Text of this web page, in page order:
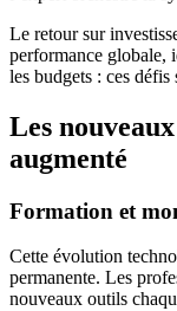
Le retour sur
performance globale,
les budgets : ces
Les
augmenté
Formation et
Cette évolution
permanente. Les
nouveaux outils